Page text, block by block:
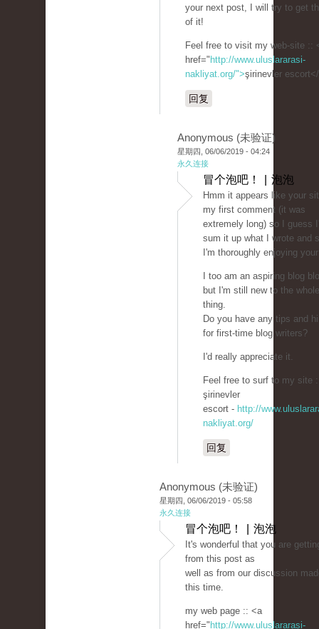
your next post, I will try to get
of it!
Feel free to visit my web-site ::
href=" http://www.uluslararasi-
nakliyat.org/">şirinevler
回复
Anonymous (未验证)
星期四, 06/06/2019 - 04:24
永久连接
冒个泡吧！ | 泡泡
Hmm it appears like your
my first comment (it was
extremely long) so I guess
sum it up what I wrote and
I'm thoroughly enjoying
I too am an aspiring blog
but I'm still new to the whole
thing.
Do you have any tips and
for first-time blog writers?
I'd really appreciate it.
Feel free to surf to my site
şirinevler
escort - http://
nakliyat.org/
回复
Anonymous (未验证)
星期四, 06/06/2019 - 05:58
永久连接
冒个泡吧！ | 泡泡
It's wonderful that you are
from this post as
well as from our discussion
this time.
my web page :: <a
href=" http://www.uluslararasi-